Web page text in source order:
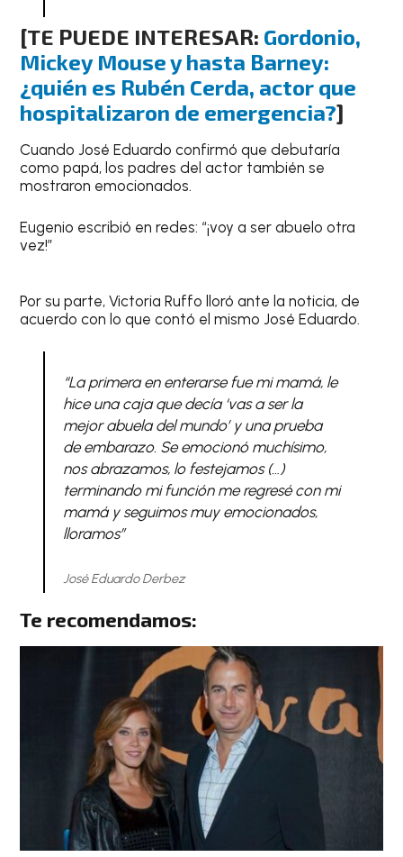
[TE PUEDE INTERESAR: Gordonio,
Mickey Mouse y hasta Barney:
¿quién es Rubén Cerda, actor que
hospitalizaron de emergencia?]
Cuando José Eduardo confirmó que debutaría
como papá, los padres del actor también se
mostraron emocionados.
Eugenio escribió en redes: “¡voy a ser abuelo otra
vez!”
Por su parte, Victoria Ruffo lloró ante la noticia, de
acuerdo con lo que contó el mismo José Eduardo.
“La primera en enterarse fue mi mamá, le
hice una caja que decía ‘vas a ser la
mejor abuela del mundo’ y una prueba
de embarazo. Se emocionó muchísimo,
nos abrazamos, lo festejamos (…)
terminando mi función me regresé con mi
mamá y seguimos muy emocionados,
lloramos”
José Eduardo Derbez
Te recomendamos: